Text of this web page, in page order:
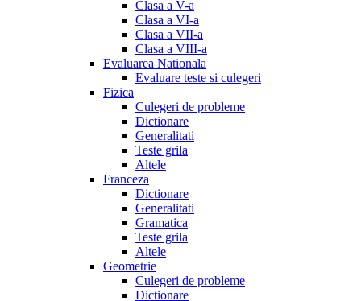
Clasa a V-a
Clasa a VI-a
Clasa a VII-a
Clasa a VIII-a
Evaluarea Nationala
Evaluare teste si culegeri
Fizica
Culegeri de probleme
Dictionare
Generalitati
Teste grila
Altele
Franceza
Dictionare
Generalitati
Gramatica
Teste grila
Altele
Geometrie
Culegeri de probleme
Dictionare